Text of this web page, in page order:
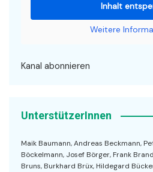
Inhalt
Weitere
Kanal abonnieren
UnterstützerInnen
Maik Baumann, Andreas Beckmann,
Böckelmann, Josef Börger, Frank
Bruns, Burkhard Brüx, Hildegard